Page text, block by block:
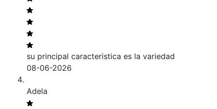
su principal caracteristica es la variedad
08-06-2026
Adela